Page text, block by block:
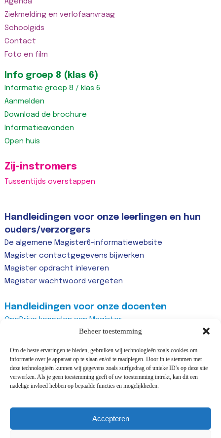
Beheer toestemming
Om de beste ervaringen te bieden, gebruiken wij technologieën zoals cookies om
informatie over je apparaat op te slaan en/of te raadplegen. Door in te stemmen met
deze technologieën kunnen wij gegevens zoals surfgedrag of unieke ID's op deze site
verwerken. Als je geen toestemming geeft of uw toestemming intrekt, kan dit een
nadelige invloed hebben op bepaalde functies en mogelijkheden.
Accepteren
Agenda
Ziekmelding en verlofaanvraag
Schoolgids
Contact
Foto en film
Info groep 8 (klas 6)
Informatie groep 8 / klas 6
Aanmelden
Download de brochure
Informatieavonden
Open huis
Zij-instromers
Tussentijds overstappen
Handleidingen voor onze leerlingen en hun
ouders/verzorgers
De algemene Magister6-informatiewebsite
Magister contactgegevens bijwerken
Magister opdracht inleveren
Magister wachtwoord vergeten
Handleidingen voor onze docenten
OneDrive koppelen aan Magister
OneDrive map delen met anderen
Huiswerk voorbeeldteksten voor op school of via zoom
Magister studiewijzers
Magister opdrachten maken
Zoom account aanmaken
Zoom recurring meeting aanmaken